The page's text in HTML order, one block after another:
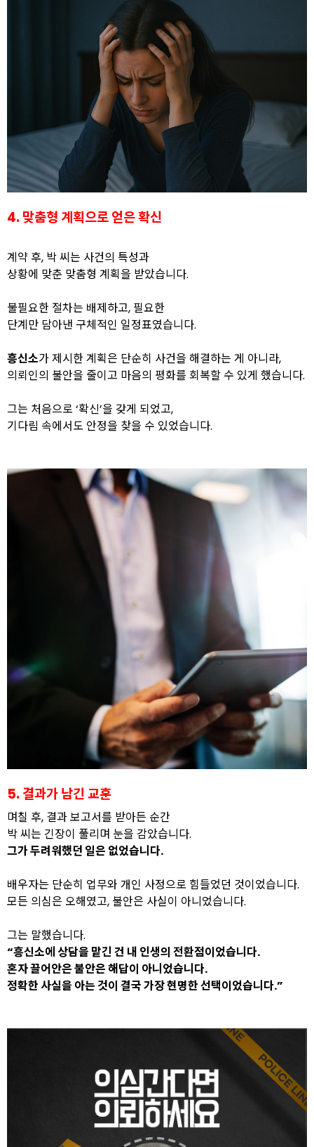
4. 맞춤형 계획으로 얻은 확신
계약 후, 박 씨는 사건의 특성과
상황에 맞춘 맞춤형 계획을 받았습니다.
불필요한 절차는 배제하고, 필요한
단계만 담아낸 구체적인 일정표였습니다.
흥신소가 제시한 계획은 단순히 사건을 해결하는 게 아니라,
의뢰인의 불안을 줄이고 마음의 평화를 회복할 수 있게 했습니다.
그는 처음으로 ‘확신’을 갖게 되었고,
기다림 속에서도 안정을 찾을 수 있었습니다.
5. 결과가 남긴 교훈
며칠 후, 결과 보고서를 받아든 순간
박 씨는 긴장이 풀리며 눈을 감았습니다.
그가 두려워했던 일은 없었습니다.
배우자는 단순히 업무와 개인 사정으로 힘들었던 것이었습니다.
모든 의심은 오해였고, 불안은 사실이 아니었습니다.
그는 말했습니다.
“흥신소에 상담을 맡긴 건 내 인생의 전환점이었습니다.
혼자 끌어안은 불안은 해답이 아니었습니다.
정확한 사실을 아는 것이 결국 가장 현명한 선택이었습니다.”